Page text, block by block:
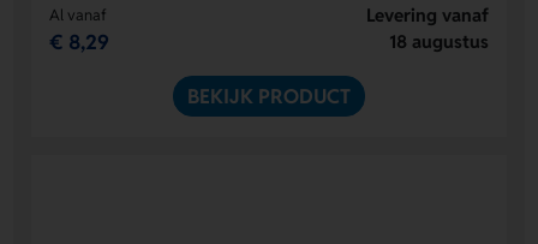
Al vanaf
€ 8,29
Levering vanaf
18 augustus
BEKIJK PRODUCT